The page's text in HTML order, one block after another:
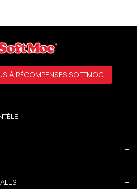
+
+
+
À RÉCOMPENSES SOFTMOC